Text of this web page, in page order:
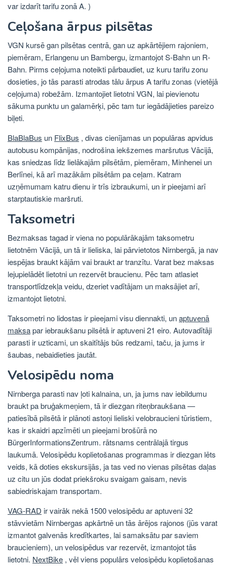
var izdarīt tarifu zonā A. )
Ceļošana ārpus pilsētas
VGN kursē gan pilsētas centrā, gan uz apkārtējiem rajoniem,
piemēram, Erlangenu un Bambergu, izmantojot S-Bahn un R-
Bahn. Pirms ceļojuma noteikti pārbaudiet, uz kuru tarifu zonu
dosieties, jo tās parasti atrodas tālu ārpus A tarifu zonas (vietējā
ceļojuma) robežām. Izmantojiet lietotni VGN, lai pievienotu
sākuma punktu un galamērķi, pēc tam tur iegādājieties pareizo
biļeti.
BlaBlaBus un FlixBus , divas cienījamas un populāras apvidus
autobusu kompānijas, nodrošina iekšzemes maršrutus Vācijā,
kas sniedzas līdz lielākajām pilsētām, piemēram, Minhenei un
Berlīnei, kā arī mazākām pilsētām pa ceļam. Katram
uzņēmumam katru dienu ir trīs izbraukumi, un ir pieejami arī
starptautiskie maršruti.
Taksometri
Bezmaksas tagad ir viena no populārākajām taksometru
lietotnēm Vācijā, un tā ir lieliska, lai pārvietotos Nirnbergā, ja nav
iespējas braukt kājām vai braukt ar tranzītu. Varat bez maksas
lejupielādēt lietotni un rezervēt braucienu. Pēc tam atlasiet
transportlīdzekļa veidu, dzeriet vadītājam un maksājiet arī,
izmantojot lietotni.
Taksometri no lidostas ir pieejami visu diennakti, unaptuvenā
maksapar iebraukšanu pilsētā ir aptuveni 21 eiro. Autovadītāji
parasti ir uzticami, un skaitītājs būs redzami, taču, ja jums ir
šaubas, nebaidieties jautāt.
Velosipēdu noma
Nirnberga parasti nav ļoti kalnaina, un, ja jums nav iebildumu
braukt pa bruģakmeņiem, tā ir diezgan riteņbraukšana —
patiesībā pilsētā ir plānoti astoņi lieliski velobraucieni tūristiem,
kas ir skaidri apzīmēti un pieejami brošūrā no
BürgerInformationsZentrum. rātsnams centrālajā tirgus
laukumā. Velosipēdu koplietošanas programmas ir diezgan lēts
veids, kā doties ekskursijās, ja tas ved no vienas pilsētas daļas
uz citu un jūs dodat priekšroku svaigam gaisam, nevis
sabiedriskajam transportam.
VAG-RAD ir vairāk nekā 1500 velosipēdu ar aptuveni 32
stāvvietām Nirnbergas apkārtnē un tās ārējos rajonos (jūs varat
izmantot galvenās kredītkartes, lai samaksātu par saviem
braucieniem), un velosipēdus var rezervēt, izmantojot tās
lietotni. NextBike , vēl viens populārs velosipēdu koplietošanas